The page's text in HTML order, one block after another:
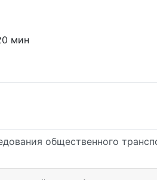
мин
общественного